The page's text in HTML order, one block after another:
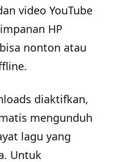
video YouTube
HP
nonton atau
diaktifkan,
mengunduh
lagu yang
Untuk